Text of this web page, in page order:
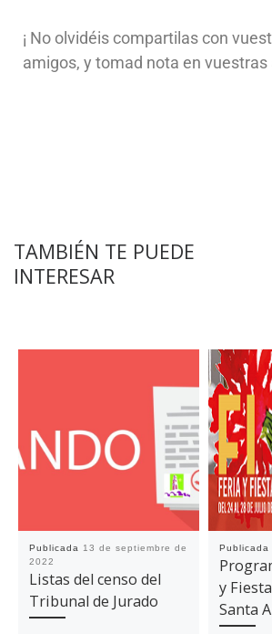
¡ No olvidéis compartilas con
amigos, y tomad nota en vuestras
TAMBIÉN TE PUEDE
INTERESAR
Publicada 13 de septiembre de
2022
Listas del censo del
Tribunal de Jurado
Publicada
y
Santa